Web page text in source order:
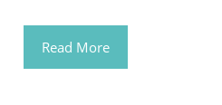
Read More